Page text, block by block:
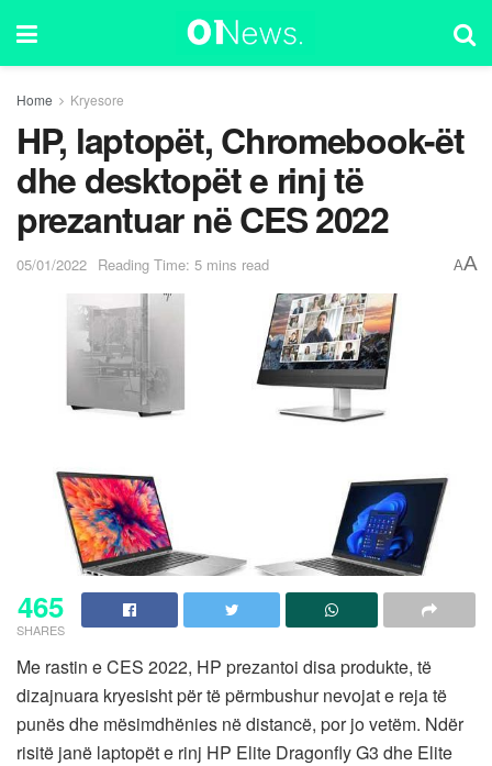
Home Kryesore
HP, laptopët, Chromebook-ët
dhe desktopët e rinj të
prezantuar në CES 2022
05/01/2022 Reading Time: 5 mins read AA
465
SHARES
Me rastin e CES 2022, HP prezantoi disa produkte, të
dizajnuara kryesisht për të përmbushur nevojat e reja të
punës dhe mësimdhënies në distancë, por jo vetëm. Ndër
risitë janë laptopët e rinj HP Elite Dragonfly G3 dhe Elite